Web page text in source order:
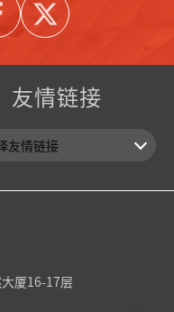
友情链接
厦16-17层